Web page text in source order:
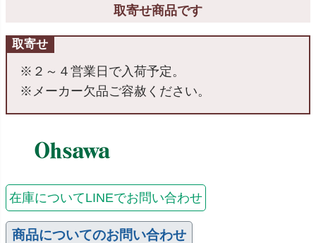
取寄せ商品です
取寄せ
※２～４営業日で入荷予定。
※メーカー欠品ご容赦ください。
在庫についてLINEでお問い合わせ
商品についてのお問い合わせ